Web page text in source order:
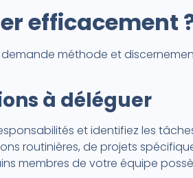
efficacement
méthode et
à déléguer
et identifiez les
routinières, de projets
membres de votre équipe